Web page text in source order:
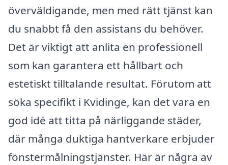
överväldigande, men med rätt tjänst kan
du snabbt få den assistans du behöver.
Det är viktigt att anlita en professionell
som kan garantera ett hållbart och
estetiskt tilltalande resultat. Förutom att
söka specifikt i Kvidinge, kan det vara en
god idé att titta på närliggande städer,
där många duktiga hantverkare erbjuder
fönstermålningstjänster. Här är några av